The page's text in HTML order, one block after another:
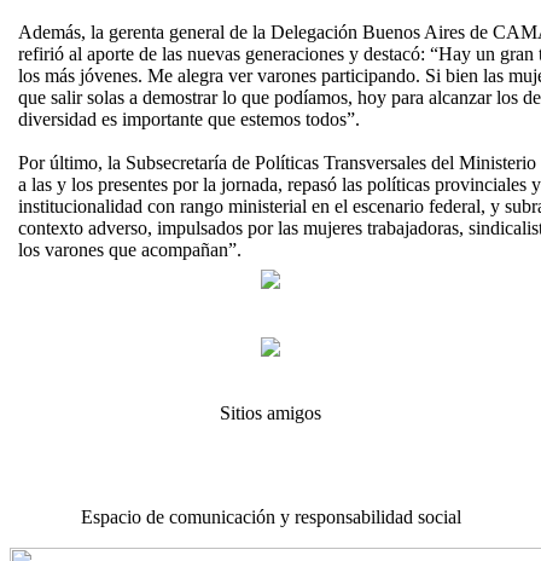
Además, la gerenta general de la Delegación Buenos Aires de
refirió al aporte de las nuevas generaciones y destacó: “Hay un
los más jóvenes. Me alegra ver varones participando. Si bien las
que salir solas a demostrar lo que podíamos, hoy para alcanzar los
diversidad es importante que estemos todos”.
Por último, la Subsecretaría de Políticas Transversales del
a las y los presentes por la jornada, repasó las políticas provinciales
institucionalidad con rango ministerial en el escenario federal, y
contexto adverso, impulsados por las mujeres trabajadoras,
los varones que acompañan”.
Sitios amigos
Espacio de comunicación y responsabilidad social